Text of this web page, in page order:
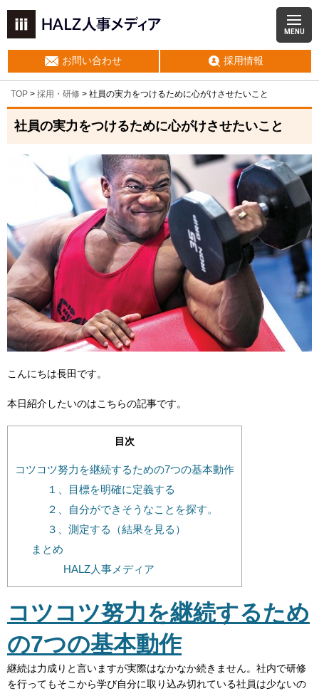
MENU
お問い合わせ 採用情報
TOP > 採用・研修 > 社員の実力をつけるために心がけさせたいこと
社員の実力をつけるために心がけさせたいこと
こんにちは長田です。
本日紹介したいのはこちらの記事です。
目次
コツコツ努力を継続するための7つの基本動作
１、目標を明確に定義する
２、自分ができそうなことを探す。
３、測定する（結果を見る）
まとめ
HALZ人事メディア
コツコツ努力を継続するため
の7つの基本動作
継続は力成りと言いますが実際はなかなか続きません。社内で研修
を行ってもそこから学び自分に取り込み切れている社員は少ないの